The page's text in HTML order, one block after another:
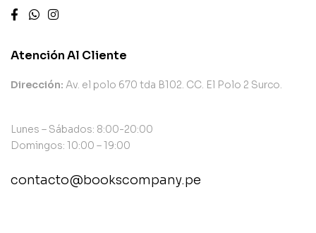
Atención Al Cliente
Dirección: Av. el polo 670 tda B102. CC. El Polo 2 Surco.
Lunes – Sábados: 8:00-20:00
Domingos: 10:00 – 19:00
contacto@bookscompany.pe